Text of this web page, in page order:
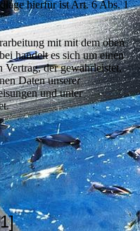
hierfür ist Art. 6 Abs. 1
mit mit dem oben
handelt es sich um einen
Vertrag, der gewährleistet,
Daten unserer
und unter